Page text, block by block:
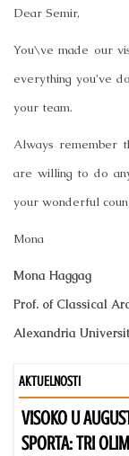
Dear Semir,
You\ve made our
everything you’ve
your team.
Always remember
are willing to do
your wonderful
Mona
Mona Haggag
Prof. of Classical
Alexandria
AKTUELNOSTI
VISOKO U
SPORTA: TRI